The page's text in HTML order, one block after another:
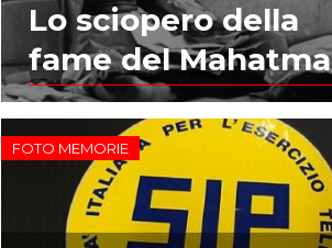
Lo sciopero della
fame del Mahatma
FOTO MEMORIE